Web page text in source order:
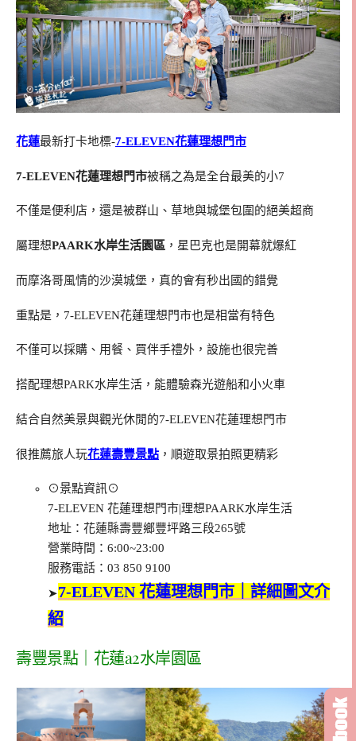
花蓮最新打卡地標-7-ELEVEN花蓮理想門市
7-ELEVEN花蓮理想門市被稱之為是全台最美的小7
不僅是便利店，還是被群山、草地與城堡包圍的絕美超商
屬理想PAARK水岸生活園區 ，星巴克也是開幕就爆紅
而摩洛哥風情的沙漠城堡，真的會有秒出國的錯覺
重點是，7-ELEVEN花蓮理想門市也是相當有特色
不僅可以採購、用餐、買伴手禮外，設施也很完善
搭配理想PARK水岸生活，能體驗森光遊船和小火車
結合自然美景與觀光休閒的7-ELEVEN花蓮理想門市
很推薦旅人玩花蓮壽豐景點 ，順遊取景拍照更精彩
⊙景點資訊⊙
7-ELEVEN 花蓮理想門市|理想PAARK水岸生活
地址：花蓮縣壽豐鄉豐坪路三段265號
營業時間：6:00~23:00
服務電話：03 850 9100
➤7-ELEVEN 花蓮理想門市｜詳細圖文介
紹
壽豐景點｜花蓮a2水岸園區